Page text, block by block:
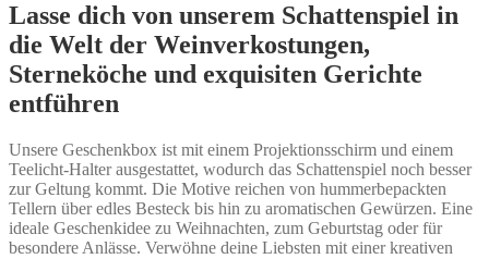
Lasse dich von unserem Schattenspiel in
die Welt der Weinverkostungen,
Sterneköche und exquisiten Gerichte
entführen
Unsere Geschenkbox ist mit einem Projektionsschirm und einem
Teelicht-Halter ausgestattet, wodurch das Schattenspiel noch besser
zur Geltung kommt. Die Motive reichen von hummerbepackten
Tellern über edles Besteck bis hin zu aromatischen Gewürzen. Eine
ideale Geschenkidee zu Weihnachten, zum Geburtstag oder für
besondere Anlässe. Verwöhne deine Liebsten mit einer kreativen